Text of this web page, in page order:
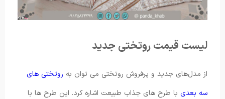
لیست قیمت روتختی جدید
از مدل‌های جدید و پرفروش روتختی می توان به روتختی های
سه بعدی با طرح های جذاب طبیعت اشاره کرد. این طرح ها با